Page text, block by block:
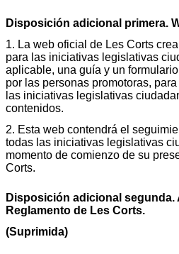
Disposición adicional primera.
1. La web oficial de Les Corts
para las iniciativas legislativas
aplicable, una guía y un
por las personas promotoras,
las iniciativas legislativas
contenidos.
2. Esta web contendrá el
todas las iniciativas legislativas
momento de comienzo de su
Corts.
Disposición adicional segunda.
Reglamento de Les Corts.
(Suprimida)